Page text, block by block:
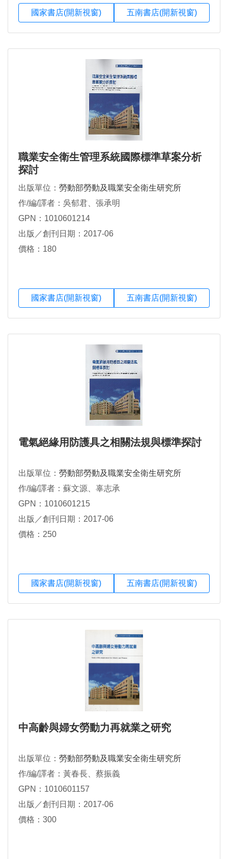
國家書店(開新視窗) 五南書店(開新視窗)
職業安全衛生管理系統國際標準草案分析
探討
出版單位： 勞動部勞動及職業安全衛生研究所
作/編/譯者：吳郁君、張承明
GPN：1010601214
出版／創刊日期：2017-06
價格：180
國家書店(開新視窗) 五南書店(開新視窗)
電氣絕緣用防護具之相關法規與標準探討
出版單位： 勞動部勞動及職業安全衛生研究所
作/編/譯者：蘇文源、辜志承
GPN：1010601215
出版／創刊日期：2017-06
價格：250
國家書店(開新視窗) 五南書店(開新視窗)
中高齡與婦女勞動力再就業之研究
出版單位： 勞動部勞動及職業安全衛生研究所
作/編/譯者：黃春長、蔡振義
GPN：1010601157
出版／創刊日期：2017-06
價格：300